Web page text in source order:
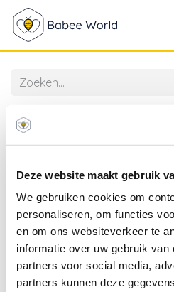
Deze website maakt gebruik
We gebruiken cookies om
personaliseren, om functies
en om ons websiteverkeer te
informatie over uw gebruik van
partners voor social media,
partners kunnen deze
Lansinoh | Na De Bevalling
Absorberend Maat 2 12-pack